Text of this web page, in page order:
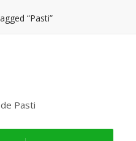
“Pasti”
Pasti